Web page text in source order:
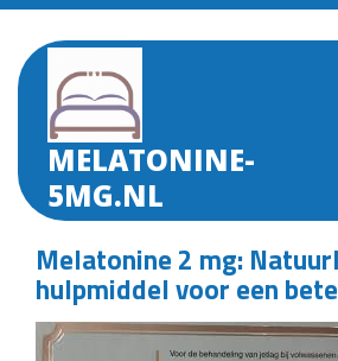
Skip
content
MELATONINE-
5MG.NL
Melatonine 2 mg:
hulpmiddel voor een